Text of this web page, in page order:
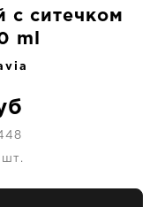
с ситечком
ml
шт.